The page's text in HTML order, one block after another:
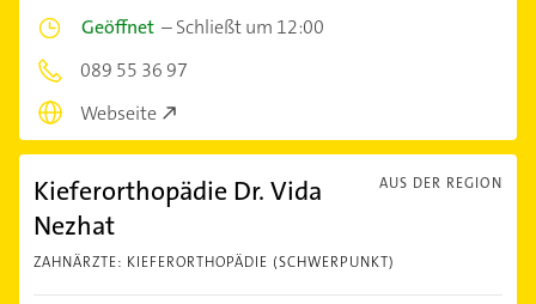
Geöffnet –Schließt um 12:00
089 55 36 97
Webseite
AUS DER REGION
Kieferorthopädie Dr. Vida
Nezhat
ZAHNÄRZTE: KIEFERORTHOPÄDIE (SCHWERPUNKT)